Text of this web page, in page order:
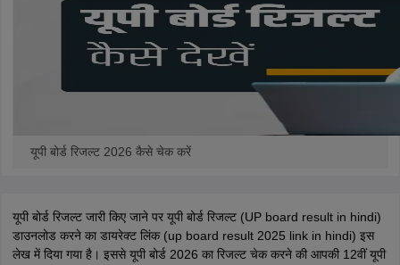
यूपी बोर्ड रिजल्ट 2026 कैसे चेक करें
यूपी बोर्ड रिजल्ट जारी किए जाने पर यूपी बोर्ड रिजल्ट (UP board result in hindi)
डाउनलोड करने का डायरेक्ट लिंक (up board result 2025 link in hindi) इस
लेख में दिया गया है। इससे यूपी बोर्ड 2026 का रिजल्ट चेक करने की आपकी 12वीं यूपी